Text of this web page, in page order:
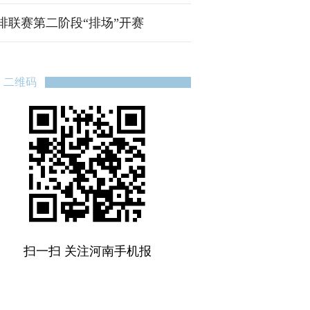
联赛第二阶段“排场”开赛
二维码
扫一扫 关注河南手机报